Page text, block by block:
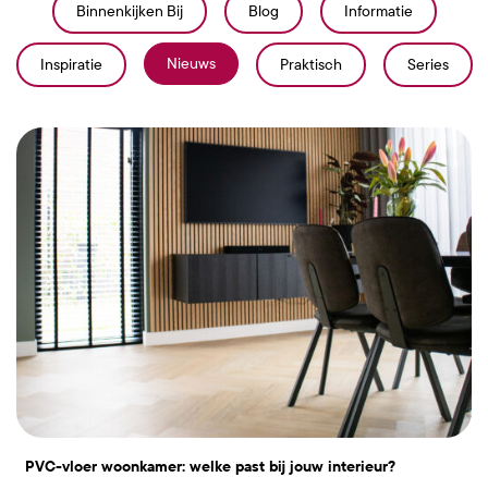
Binnenkijken Bij Blog Informatie
Inspiratie Nieuws Praktisch Series
PVC-vloer woonkamer: welke past bij jouw interieur?